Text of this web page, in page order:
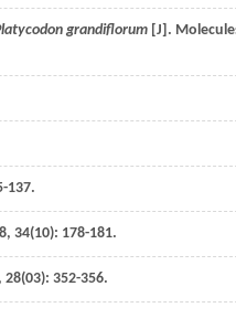
grandiflorum [J].
137.
, 34(10): 178-181.
, 28(03): 352-356.